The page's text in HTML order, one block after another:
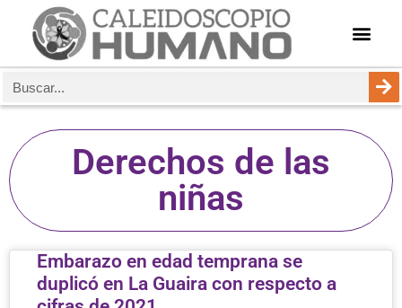
Derechos de las
niñas
Embarazo en edad temprana se
duplicó en La Guaira con respecto a